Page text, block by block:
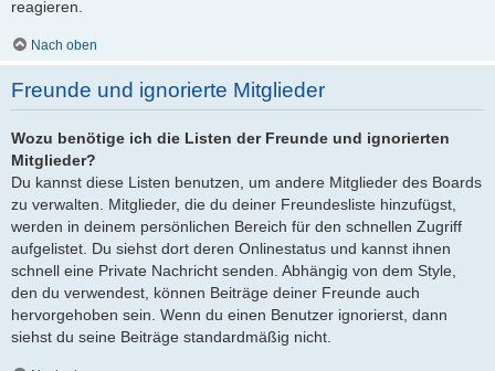
reagieren.
Nach oben
Freunde und ignorierte Mitglieder
Wozu benötige ich die Listen der Freunde und ignorierten
Mitglieder?
Du kannst diese Listen benutzen, um andere Mitglieder des Boards
zu verwalten. Mitglieder, die du deiner Freundesliste hinzufügst,
werden in deinem persönlichen Bereich für den schnellen Zugriff
aufgelistet. Du siehst dort deren Onlinestatus und kannst ihnen
schnell eine Private Nachricht senden. Abhängig von dem Style,
den du verwendest, können Beiträge deiner Freunde auch
hervorgehoben sein. Wenn du einen Benutzer ignorierst, dann
siehst du seine Beiträge standardmäßig nicht.